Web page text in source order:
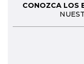
CONOZCA LOS